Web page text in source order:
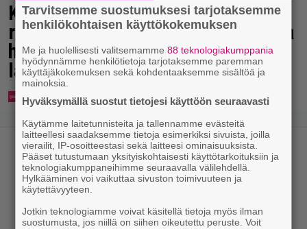
Karita Tykän ja Sami Saikkosen
rakkaus kukoistaa – vähäpukeista
hempeilyä ja leveitä virnistyksiä
laiturilla
Tarvitsemme suostumuksesi tarjotaksemme
henkilökohtaisen käyttökokemuksen
Me ja huolellisesti valitsemamme88 teknologiakumppania
hyödynnämme henkilötietoja tarjotaksemme paremman
käyttäjäkokemuksen sekä kohdentaaksemme sisältöä ja
mainoksia.
Hyväksymällä suostut tietojesi käyttöön seuraavasti
Käytämme laitetunnisteita ja tallennamme evästeitä
laitteellesi saadaksemme tietoja esimerkiksi sivuista, joilla
vierailit, IP-osoitteestasi sekä laitteesi ominaisuuksista.
Pääset tutustumaan yksityiskohtaisesti käyttötarkoituksiin ja
teknologiakumppaneihimme seuraavalla välilehdellä.
Hylkääminen voi vaikuttaa sivuston toimivuuteen ja
käytettävyyteen.
Jotkin teknologiamme voivat käsitellä tietoja myös ilman
suostumusta, jos niillä on siihen oikeutettu peruste. Voit